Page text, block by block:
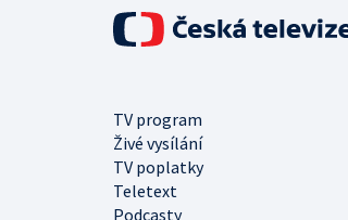
TV program
Živé vysílání
TV poplatky
Teletext
Podcasty